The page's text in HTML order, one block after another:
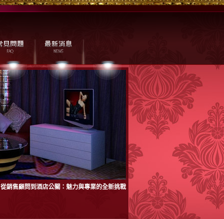
從銷售顧問到酒店公關：魅力與專業的全新挑戰